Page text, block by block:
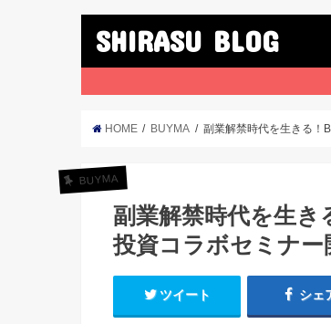
SHIRASU BLOG
HOME BUYMA 副業解禁時代を生きる！
BUYMA
副業解禁時代を生
投資コラボセミナー
ツイート シェ